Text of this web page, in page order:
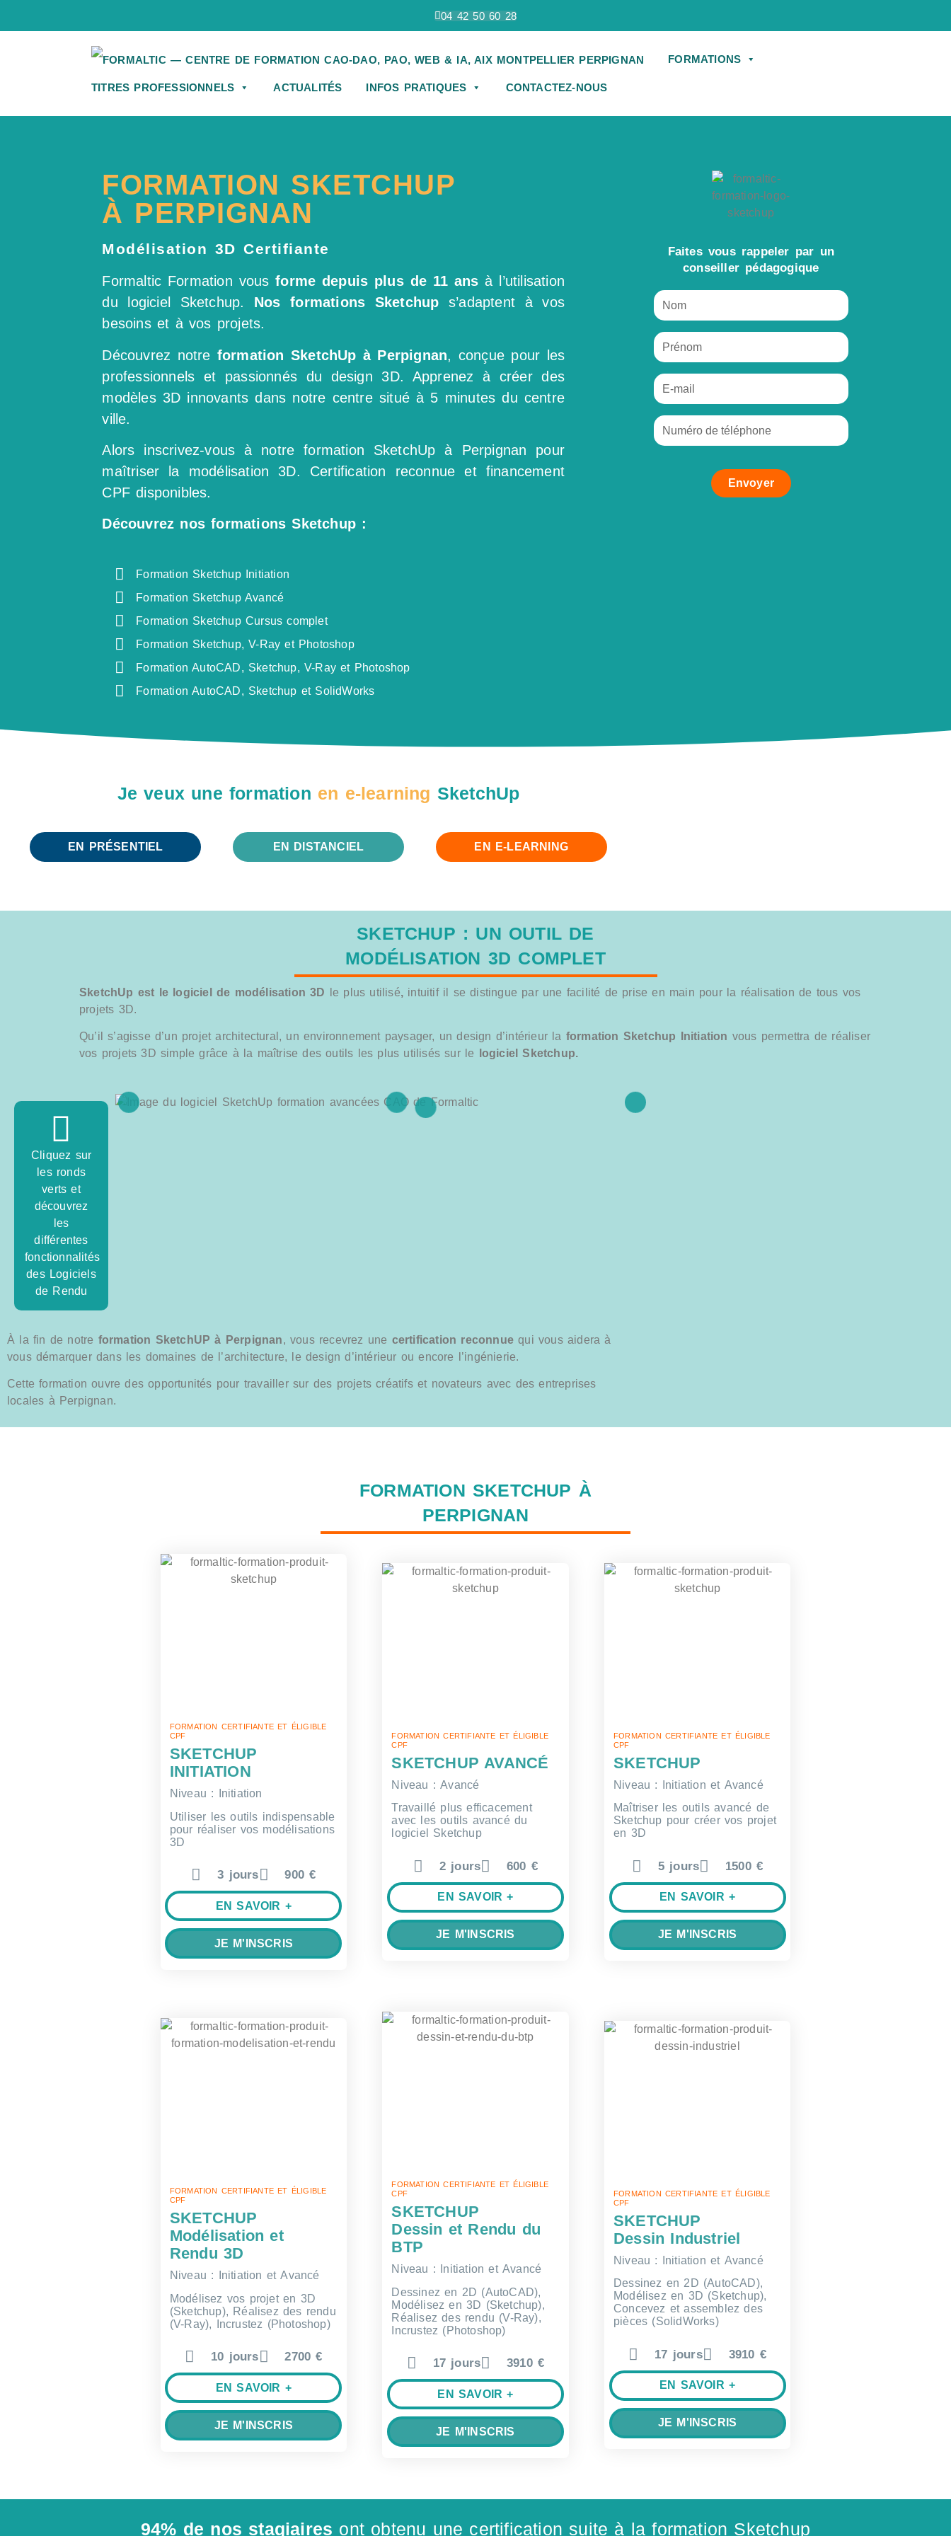
04 42 50 60 28
FORMATIONS
TITRES PROFESSIONNELS ACTUALITÉS INFOS PRATIQUES CONTACTEZ-NOUS
FORMATION SKETCHUP
À PERPIGNAN
Modélisation 3D Certifiante
Formaltic Formation vous forme depuis plus de 11 ans à l’utilisation
du logiciel Sketchup. Nos formations Sketchup s’adaptent à vos
besoins et à vos projets.
Découvrez notre formation SketchUp à Perpignan, conçue pour les
professionnels et passionnés du design 3D. Apprenez à créer des
modèles 3D innovants dans notre centre situé à 5 minutes du centre
ville.
Alors inscrivez-vous à notre formation SketchUp à Perpignan pour
maîtriser la modélisation 3D. Certification reconnue et financement
CPF disponibles.
Découvrez nos formations Sketchup :
Formation Sketchup Initiation
Formation Sketchup Avancé
Formation Sketchup Cursus complet
Formation Sketchup, V-Ray et Photoshop
Formation AutoCAD, Sketchup, V-Ray et Photoshop
Formation AutoCAD, Sketchup et SolidWorks
Faites vous rappeler par un
conseiller pédagogique
Envoyer
Je veux une formation en e-learning SketchUp
EN PRÉSENTIEL EN DISTANCIEL EN E-LEARNING
SKETCHUP : UN OUTIL DE
MODÉLISATION 3D COMPLET
SketchUp est le logiciel de modélisation 3D le plus utilisé, intuitif il se distingue par une facilité de prise en main pour la réalisation de tous vos
projets 3D.
Qu’il s’agisse d’un projet architectural, un environnement paysager, un design d’intérieur la formation Sketchup Initiation vous permettra de réaliser
vos projets 3D simple grâce à la maîtrise des outils les plus utilisés sur le
logiciel Sketchup.
Cliquez sur
les ronds
verts et
découvrez
les
différentes
fonctionnalités
des Logiciels
de Rendu
À la fin de notre formation SketchUP à Perpignan, vous recevrez une certification reconnue qui vous aidera à
vous démarquer dans les domaines de l’architecture, le design d’intérieur ou encore l’ingénierie.
Cette formation ouvre des opportunités pour travailler sur des projets créatifs et novateurs avec des entreprises
locales à Perpignan.
FORMATION SKETCHUP À
PERPIGNAN
FORMATION CERTIFIANTE ET ÉLIGIBLE
CPF
SKETCHUP
INITIATION
Niveau : Initiation
Utiliser les outils indispensable
pour réaliser vos modélisations
3D
3 jours 900 €
EN SAVOIR +
JE M'INSCRIS
FORMATION CERTIFIANTE ET ÉLIGIBLE
CPF
SKETCHUP AVANCÉ
Niveau : Avancé
Travaillé plus efficacement
avec les outils avancé du
logiciel Sketchup
2 jours 600 €
EN SAVOIR +
JE M'INSCRIS
FORMATION CERTIFIANTE ET ÉLIGIBLE
CPF
SKETCHUP
Niveau : Initiation et Avancé
Maîtriser les outils avancé de
Sketchup pour créer vos projet
en 3D
5 jours 1500 €
EN SAVOIR +
JE M'INSCRIS
FORMATION CERTIFIANTE ET ÉLIGIBLE
CPF
SKETCHUP
Modélisation et
Rendu 3D
Niveau : Initiation et Avancé
Modélisez vos projet en 3D
(Sketchup), Réalisez des rendu
(V-Ray), Incrustez (Photoshop)
10 jours 2700 €
EN SAVOIR +
JE M'INSCRIS
FORMATION CERTIFIANTE ET ÉLIGIBLE
CPF
SKETCHUP
Dessin et Rendu du
BTP
Niveau : Initiation et Avancé
Dessinez en 2D (AutoCAD),
Modélisez en 3D (Sketchup),
Réalisez des rendu (V-Ray),
Incrustez (Photoshop)
17 jours 3910 €
EN SAVOIR +
JE M'INSCRIS
FORMATION CERTIFIANTE ET ÉLIGIBLE
CPF
SKETCHUP
Dessin Industriel
Niveau : Initiation et Avancé
Dessinez en 2D (AutoCAD),
Modélisez en 3D (Sketchup),
Concevez et assemblez des
pièces (SolidWorks)
17 jours 3910 €
EN SAVOIR +
JE M'INSCRIS
94% de nos stagiaires ont obtenu une certification suite à la formation Sketchup